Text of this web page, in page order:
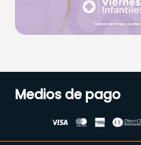
Medios de pago